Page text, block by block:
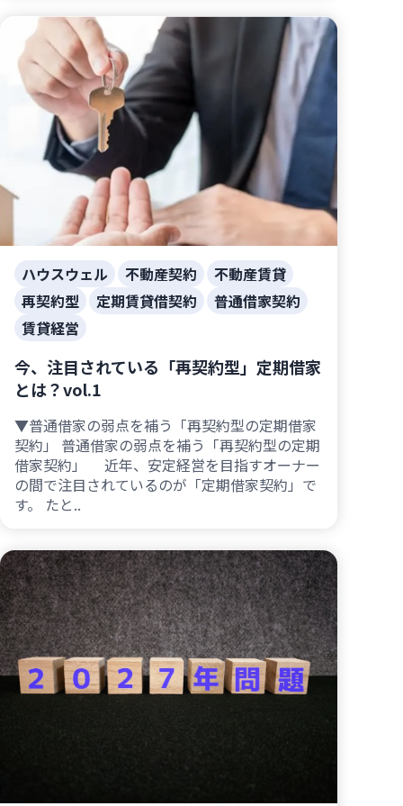
ハウスウェル 不動産契約
不動産賃貸
再契約型
定期賃貸借契約
普通借家契約
賃貸経営
今、注目されている「再契約型」定期借家
とは？vol.1
▼普通借家の弱点を補う「再契約型の定期借家
契約」 普通借家の弱点を補う「再契約型の定期
借家契約」 近年、安定経営を目指すオーナー
の間で注目されているのが「定期借家契約」で
す。 たと..